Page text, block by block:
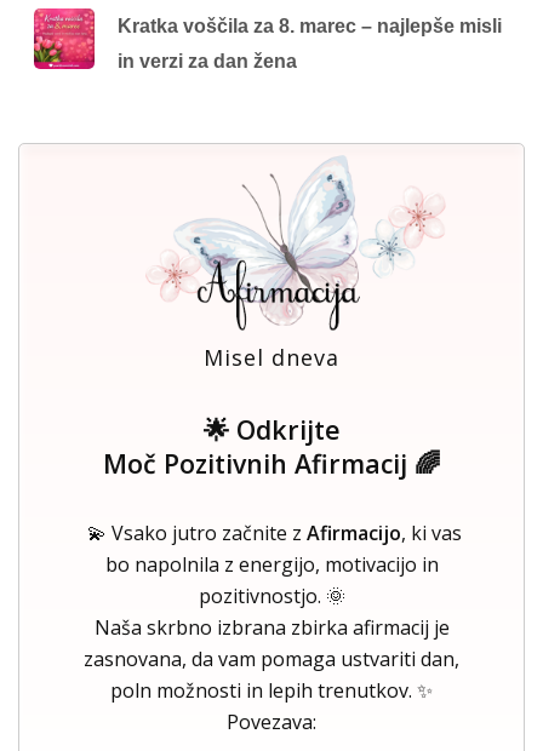
Kratka voščila za 8. marec – najlepše misli
in verzi za dan žena
Misel dneva
🌟 Odkrijte
Moč Pozitivnih Afirmacij 🌈
💫 Vsako jutro začnite z Afirmacijo, ki vas
bo napolnila z energijo, motivacijo in
pozitivnostjo. 🌞
Naša skrbno izbrana zbirka afirmacij je
zasnovana, da vam pomaga ustvariti dan,
poln možnosti in lepih trenutkov. ✨
Povezava: